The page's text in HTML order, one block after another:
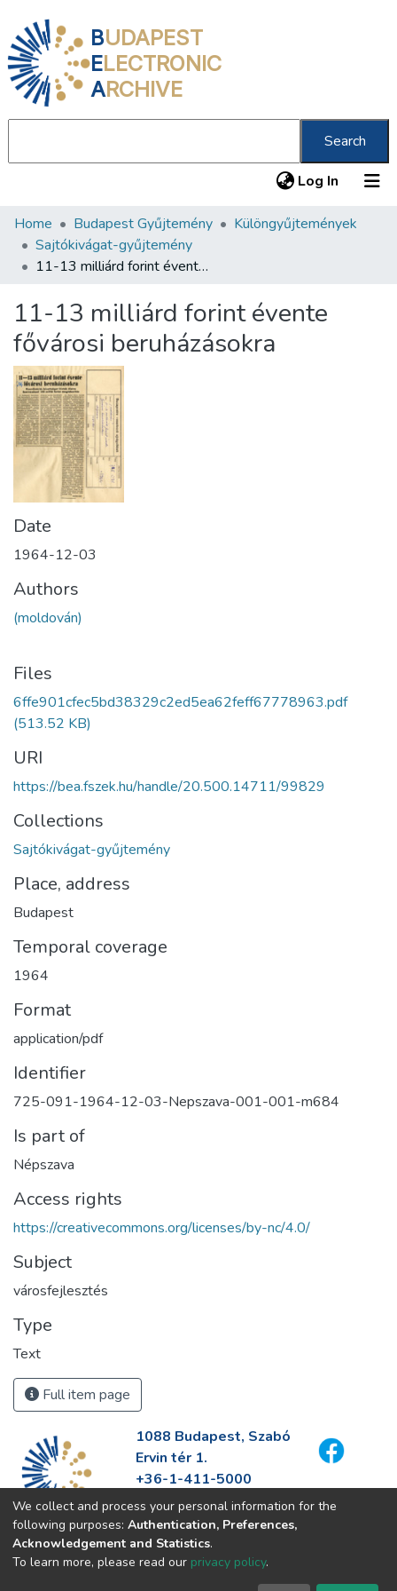
BUDAPEST
ELECTRONIC
ARCHIVE
Search
Log In (current)
Communities & Collections
All of DSpace
About us
Home Budapest Gyűjtemény
Különgyűjtemények
Sajtókivágat-gyűjtemény
11-13 milliárd forint évente fővárosi beruházásokra
11-13 milliárd forint évente
fővárosi beruházásokra
Date
1964-12-03
Authors
(moldován)
Files
6ffe901cfec5bd38329c2ed5ea62feff67778963.pdf
(513.52 KB)
URI
https://bea.fszek.hu/handle/20.500.14711/99829
Collections
Sajtókivágat-gyűjtemény
Place, address
Budapest
Temporal coverage
1964
Format
application/pdf
Identifier
725-091-1964-12-03-Nepszava-001-001-m684
Is part of
Népszava
Access rights
https://creativecommons.org/licenses/by-nc/4.0/
Subject
városfejlesztés
Type
Text
Full item page
1088 Budapest, Szabó
Ervin tér 1.
+36-1-411-5000
info@fszek.hu
https://fszek.hu
We collect and process your personal information for the
following purposes: Authentication, Preferences,
Acknowledgement and Statistics.
To learn more, please read our privacy policy.